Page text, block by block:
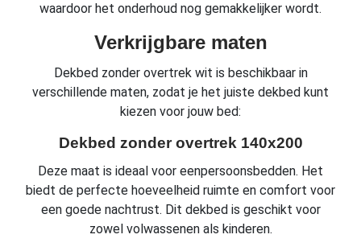
waardoor het onderhoud nog gemakkelijker wordt.
Verkrijgbare maten
Dekbed zonder overtrek wit is beschikbaar in
verschillende maten, zodat je het juiste dekbed kunt
kiezen voor jouw bed:
Dekbed zonder overtrek 140x200
Deze maat is ideaal voor eenpersoonsbedden. Het
biedt de perfecte hoeveelheid ruimte en comfort voor
een goede nachtrust. Dit dekbed is geschikt voor
zowel volwassenen als kinderen.